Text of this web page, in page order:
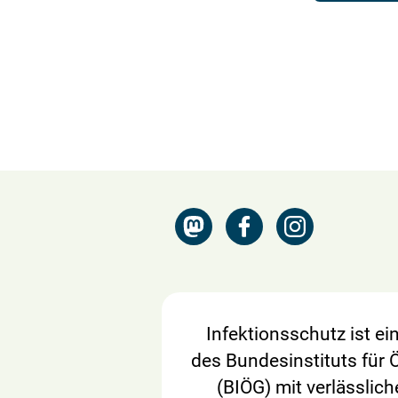
Infektionsschutz ist
des Bundesinstituts für
(BIÖG) mit